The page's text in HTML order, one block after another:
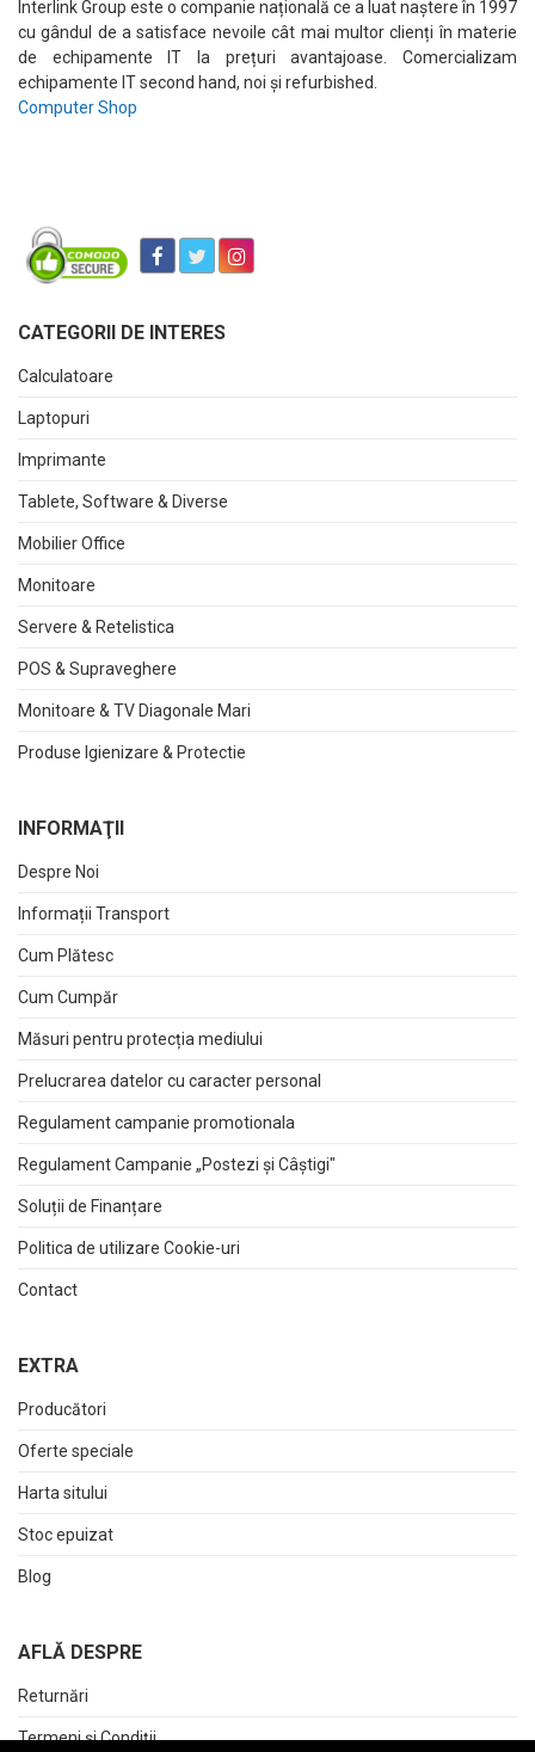
Interlink Group este o companie națională ce a luat naștere în 1997
cu gândul de a satisface nevoile cât mai multor clienți în materie
de echipamente IT la prețuri avantajoase. Comercializam
echipamente IT second hand, noi și refurbished.
Computer Shop
CATEGORII DE INTERES
Calculatoare
Laptopuri
Imprimante
Tablete, Software & Diverse
Mobilier Office
Monitoare
Servere & Retelistica
POS & Supraveghere
Monitoare & TV Diagonale Mari
Produse Igienizare & Protectie
INFORMAŢII
Despre Noi
Informații Transport
Cum Plătesc
Cum Cumpăr
Măsuri pentru protecția mediului
Prelucrarea datelor cu caracter personal
Regulament campanie promotionala
Regulament Campanie „Postezi și Câștigi"
Soluții de Finanțare
Politica de utilizare Cookie-uri
Contact
EXTRA
Producători
Oferte speciale
Harta sitului
Stoc epuizat
Blog
AFLĂ DESPRE
Returnări
Termeni și Condiții